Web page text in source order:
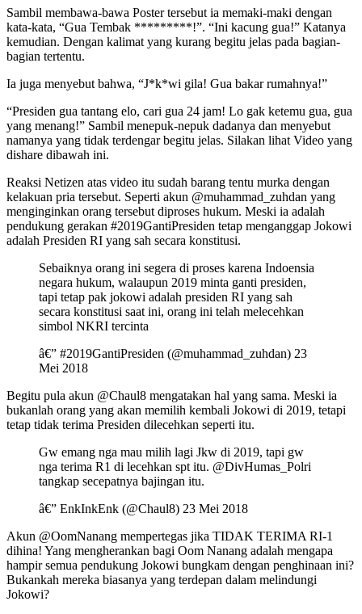
Sambil membawa-bawa Poster tersebut ia memaki-maki dengan
kata-kata, “Gua Tembak *********!”. “Ini kacung gua!” Katanya
kemudian. Dengan kalimat yang kurang begitu jelas pada bagian-
bagian tertentu.
Ia juga menyebut bahwa, “J*k*wi gila! Gua bakar rumahnya!”
“Presiden gua tantang elo, cari gua 24 jam! Lo gak ketemu gua, gua
yang menang!” Sambil menepuk-nepuk dadanya dan menyebut
namanya yang tidak terdengar begitu jelas. Silakan lihat Video yang
dishare dibawah ini.
Reaksi Netizen atas video itu sudah barang tentu murka dengan
kelakuan pria tersebut. Seperti akun @muhammad_zuhdan yang
menginginkan orang tersebut diproses hukum. Meski ia adalah
pendukung gerakan #2019GantiPresiden tetap menganggap Jokowi
adalah Presiden RI yang sah secara konstitusi.
Sebaiknya orang ini segera di proses karena Indoensia
negara hukum, walaupun 2019 minta ganti presiden,
tapi tetap pak jokowi adalah presiden RI yang sah
secara konstitusi saat ini, orang ini telah melecehkan
simbol NKRI tercinta
â€” #2019GantiPresiden (@muhammad_zuhdan) 23
Mei 2018
Begitu pula akun @Chaul8 mengatakan hal yang sama. Meski ia
bukanlah orang yang akan memilih kembali Jokowi di 2019, tetapi
tetap tidak terima Presiden dilecehkan seperti itu.
Gw emang nga mau milih lagi Jkw di 2019, tapi gw
nga terima R1 di lecehkan spt itu. @DivHumas_Polri
tangkap secepatnya bajingan itu.
â€” EnkInkEnk (@Chaul8) 23 Mei 2018
Akun @OomNanang mempertegas jika TIDAK TERIMA RI-1
dihina! Yang mengherankan bagi Oom Nanang adalah mengapa
hampir semua pendukung Jokowi bungkam dengan penghinaan ini?
Bukankah mereka biasanya yang terdepan dalam melindungi
Jokowi?